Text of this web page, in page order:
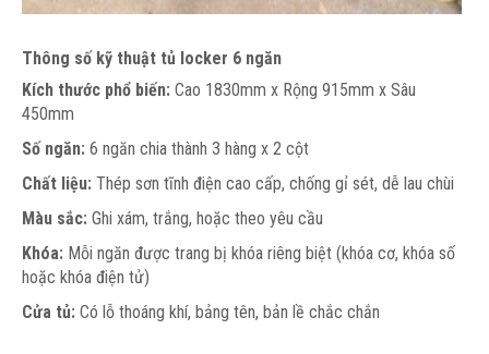
Thông số kỹ thuật tủ locker 6 ngăn
Kích thước phổ biến: Cao 1830mm x Rộng 915mm x Sâu
450mm
Số ngăn: 6 ngăn chia thành 3 hàng x 2 cột
Chất liệu: Thép sơn tĩnh điện cao cấp, chống gỉ sét, dễ lau chùi
Màu sắc: Ghi xám, trắng, hoặc theo yêu cầu
Khóa: Mỗi ngăn được trang bị khóa riêng biệt (khóa cơ, khóa số
hoặc khóa điện tử)
Cửa tủ: Có lỗ thoáng khí, bảng tên, bản lề chắc chắn